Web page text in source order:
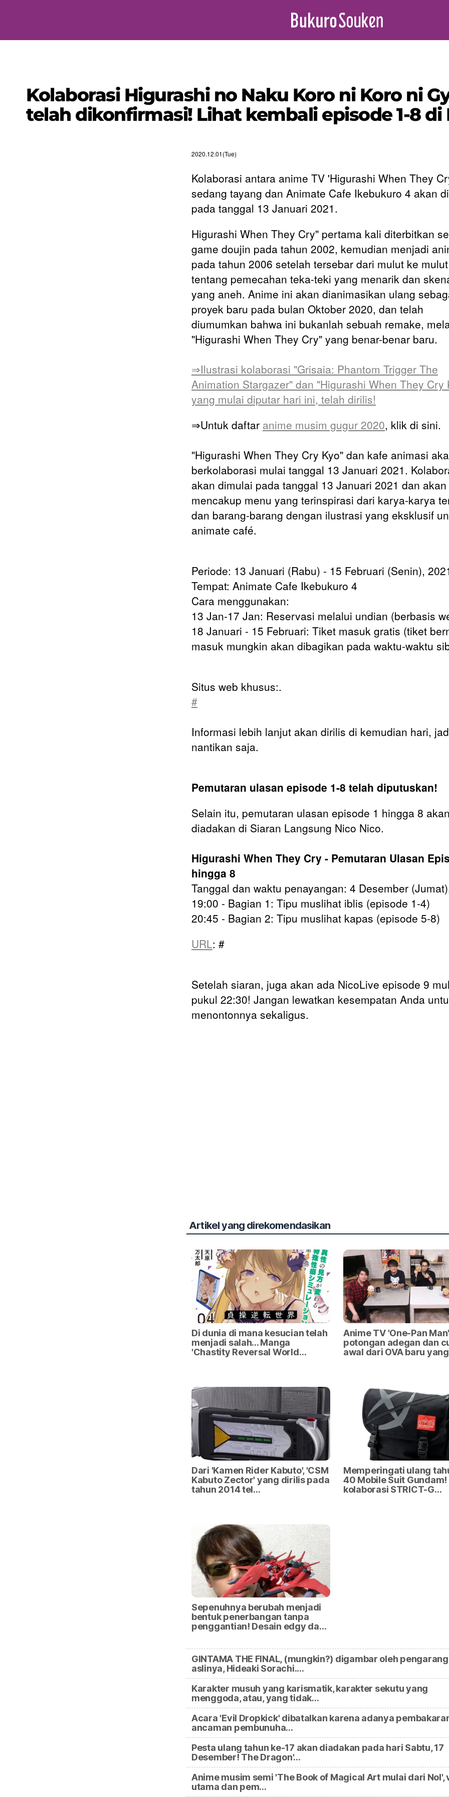
Kolaborasi Higurashi no Naku Koro ni Koro ni
telah dikonfirmasi! Lihat kembali episode 1-8 di
2020.12.01(Tue)
Kolaborasi antara anime TV 'Higurashi When They
sedang tayang dan Animate Cafe Ikebukuro 4 akan
pada tanggal 13 Januari 2021.
Higurashi When They Cry" pertama kali diterbitkan
game doujin pada tahun 2002, kemudian menjadi
pada tahun 2006 setelah tersebar dari mulut ke mulut
tentang pemecahan teka-teki yang menarik dan
yang aneh. Anime ini akan dianimasikan ulang
proyek baru pada bulan Oktober 2020, dan telah
diumumkan bahwa ini bukanlah sebuah remake,
"Higurashi When They Cry" yang benar-benar baru.
⇒Ilustrasi kolaborasi "Grisaia: Phantom Trigger The
Animation Stargazer" dan "Higurashi When They Cry
yang mulai diputar hari ini, telah dirilis!
⇒Untuk daftar anime musim gugur 2020, klik di sini.
"Higurashi When They Cry Kyo" dan kafe animasi
berkolaborasi mulai tanggal 13 Januari 2021.
akan dimulai pada tanggal 13 Januari 2021 dan akan
mencakup menu yang terinspirasi dari karya-karya
dan barang-barang dengan ilustrasi yang eksklusif
animate café.
Periode: 13 Januari (Rabu) - 15 Februari (Senin),
Tempat: Animate Cafe Ikebukuro 4
Cara menggunakan:
13 Jan-17 Jan: Reservasi melalui undian (berbasis
18 Januari - 15 Februari: Tiket masuk gratis (tiket
masuk mungkin akan dibagikan pada waktu-waktu
Situs web khusus:.
#
Informasi lebih lanjut akan dirilis di kemudian hari,
nantikan saja.
Pemutaran ulasan episode 1-8 telah diputuskan!
Selain itu, pemutaran ulasan episode 1 hingga 8 akan
diadakan di Siaran Langsung Nico Nico.
Higurashi When They Cry - Pemutaran Ulasan
hingga 8
Tanggal dan waktu penayangan: 4 Desember
19:00 - Bagian 1: Tipu muslihat iblis (episode 1-4)
20:45 - Bagian 2: Tipu muslihat kapas (episode 5-8)
URL: #
Setelah siaran, juga akan ada NicoLive episode 9
pukul 22:30! Jangan lewatkan kesempatan Anda
menontonnya sekaligus.
Artikel yang direkomendasikan
Di dunia di mana kesucian telah
menjadi salah... Manga
'Chastity Reversal World…
Anime TV 'One-Pan
potongan adegan dan
awal dari OVA baru
Dari 'Kamen Rider Kabuto', 'CSM
Kabuto Zector' yang dirilis pada
tahun 2014 tel…
Memperingati ulang
40 Mobile Suit
kolaborasi STRICT-G…
Sepenuhnya berubah menjadi
bentuk penerbangan tanpa
penggantian! Desain edgy da…
GINTAMA THE FINAL, (mungkin?) digambar oleh pengarang
aslinya, Hideaki Sorachi.…
Karakter musuh yang karismatik, karakter sekutu yang
menggoda, atau, yang tidak…
Acara 'Evil Dropkick' dibatalkan karena adanya
ancaman pembunuha…
Pesta ulang tahun ke-17 akan diadakan pada hari Sabtu, 17
Desember! The Dragon'…
Anime musim semi 'The Book of Magical Art mulai dari Nol',
utama dan pem…